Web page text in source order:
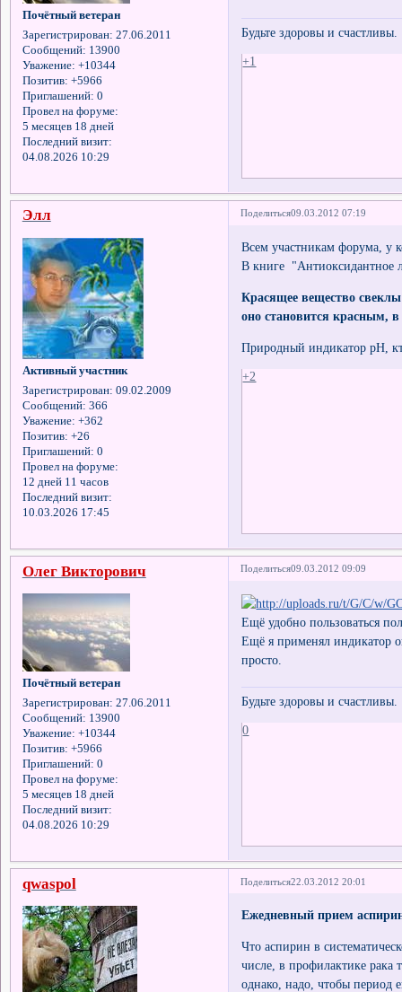
Почётный ветеран
Зарегистрирован: 27.06.2011
Сообщений: 13900
Уважение: +10344
Позитив: +5966
Приглашений: 0
Провел на форуме:
5 месяцев 18 дней
Последний визит:
04.08.2026 10:29
Будьте здоровы и счастливы.
+1
Поделиться09.03.2012 07:19
Элл
Активный участник
Зарегистрирован: 09.02.2009
Сообщений: 366
Уважение: +362
Позитив: +26
Приглашений: 0
Провел на форуме:
12 дней 11 часов
Последний визит:
10.03.2026 17:45
Всем участникам форума, у
В книге "Антиоксидантное
Красящее вещество
оно становится красным,
Природный индикатор рН,
+2
Поделиться09.03.2012 09:09
Олег Викторович
Почётный ветеран
Зарегистрирован: 27.06.2011
Сообщений: 13900
Уважение: +10344
Позитив: +5966
Приглашений: 0
Провел на форуме:
5 месяцев 18 дней
Последний визит:
04.08.2026 10:29
Ещё удобно пользоваться
Ещё я применял индикатор
просто.
Будьте здоровы и счастливы.
0
Поделиться22.03.2012 20:01
qwaspol
Ежедневный прием
Что аспирин в
числе, в профилактике рака
однако, надо, чтобы период